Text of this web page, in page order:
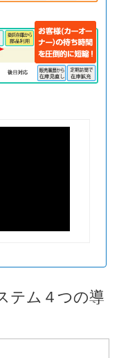
テム４つの導